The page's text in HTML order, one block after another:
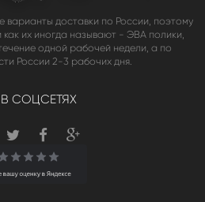
варианты доставки по России, поэтому
как их иногда называют - ЭВА полики,
одной рабочей недели, а по
России 2-3 рабочих дня.
СОЦСЕТЯХ